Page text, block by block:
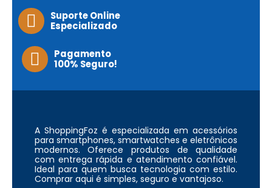
Suporte Online
Especializado
Pagamento
100% Seguro!
A ShoppingFoz é especializada em acessórios
para smartphones, smartwatches e eletrônicos
modernos. Oferece produtos de qualidade
com entrega rápida e atendimento confiável.
Ideal para quem busca tecnologia com estilo.
Comprar aqui é simples, seguro e vantajoso.